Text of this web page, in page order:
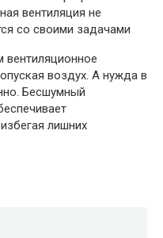
вентиляционное
воздух. А нужда в
Бесшумный
лишних